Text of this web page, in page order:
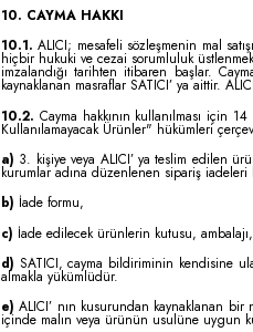
10. CAYMA HAKKI
10.1. ALICI; mesafeli sözleşmenin mal
hiçbir hukuki ve cezai sorumluluk
imzalandığı tarihten itibaren başlar.
kaynaklanan masraflar SATICI’ ya aittir.
10.2. Cayma hakkının kullanılması için
Kullanılamayacak Ürünler" hükümleri
a) 3. kişiye veya ALICI’ ya teslim edilen
kurumlar adına düzenlenen sipariş iadeleri
b) İade formu,
c) İade edilecek ürünlerin kutusu,
d) SATICI, cayma bildiriminin kendisine
almakla yükümlüdür.
e) ALICI’ nın kusurundan kaynaklanan bir
içinde malın veya ürünün usulüne uygun